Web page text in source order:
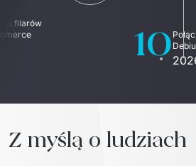
PRODUKTY
Euvic Billing System
IT Service Management - ITSM
Systemy wspomagania decyzji
filarów
10
Z myślą o ludziach